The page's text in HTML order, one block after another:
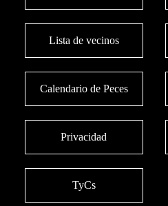
Lista de vecinos
Calendario de Peces
Privacidad
TyCs